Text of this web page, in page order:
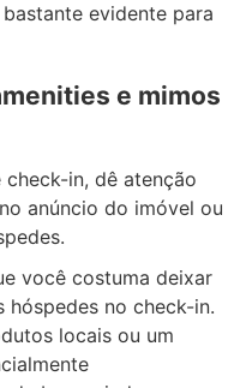
evidente para
e mimos
in, dê atenção
anúncio do imóvel ou
você costuma deixar
hóspedes no check-in.
locais ou um